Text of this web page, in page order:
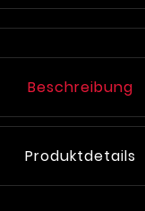
Beschreibung
Produktdetails